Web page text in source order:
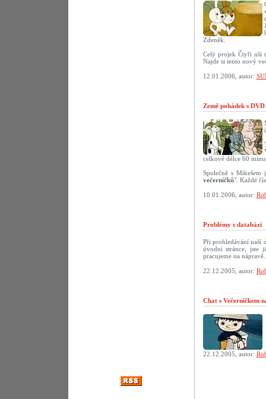
Zdeněk.
Celý projek Čtyři uši
Najde si tento nový
12.01.2006, autor:
Země pohádek s
celkové délce 60
Společně s
večerníčků". Každé
10.01.2006, autor:
Problémy s databází
Při prohledávání naší
úvodní stránce, jste
pracujeme na
22.12.2005, autor:
Chat s Večerníčkem
22.12.2005, autor: